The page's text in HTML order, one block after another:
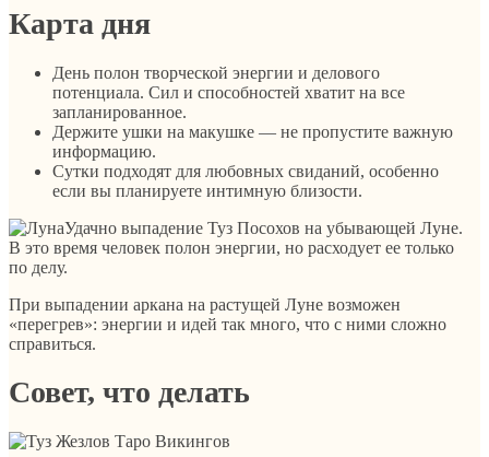
Карта дня
День полон творческой энергии и делового
потенциала. Сил и способностей хватит на все
запланированное.
Держите ушки на макушке — не пропустите важную
информацию.
Сутки подходят для любовных свиданий, особенно
если вы планируете интимную близости.
Удачно выпадение Туз Посохов на убывающей Луне.
В это время человек полон энергии, но расходует ее только
по делу.
При выпадении аркана на растущей Луне возможен
«перегрев»: энергии и идей так много, что с ними сложно
справиться.
Совет, что делать